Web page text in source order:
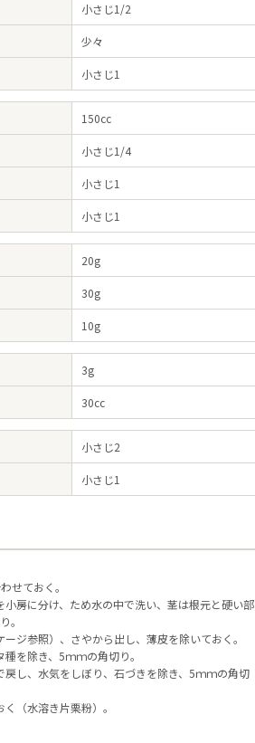
小さじ1/2
少々
小さじ1
150cc
小さじ1/4
小さじ1
小さじ1
20g
30g
10g
3g
30cc
小さじ2
小さじ1
せておく。
小房に分け、ため水の中で洗い、茎は根元と硬い部
。
ージ参照）、さやから出し、薄皮を除いておく。
を除き、5ｍｍの角切り。
戻し、水気をしぼり、石づきを除き、5ｍｍの角切
（水溶き片栗粉）。